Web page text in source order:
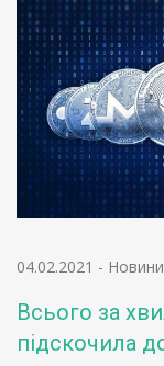
04.02.2021 - Новини
Всього за
підскочила